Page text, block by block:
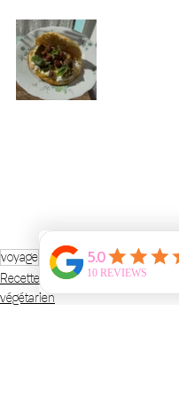
voyage italiesandwich
Recette
végétarien